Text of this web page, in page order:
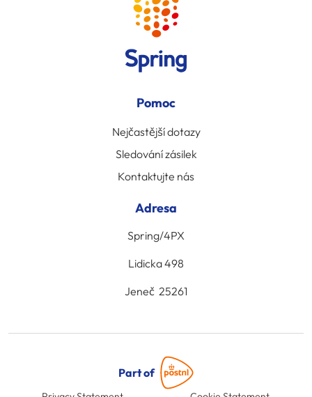
Pomoc
Nejčastější dotazy
Sledování zásilek
Kontaktujte nás
Adresa
Spring/4PX
Lidicka 498
Jeneč 25261
Part of